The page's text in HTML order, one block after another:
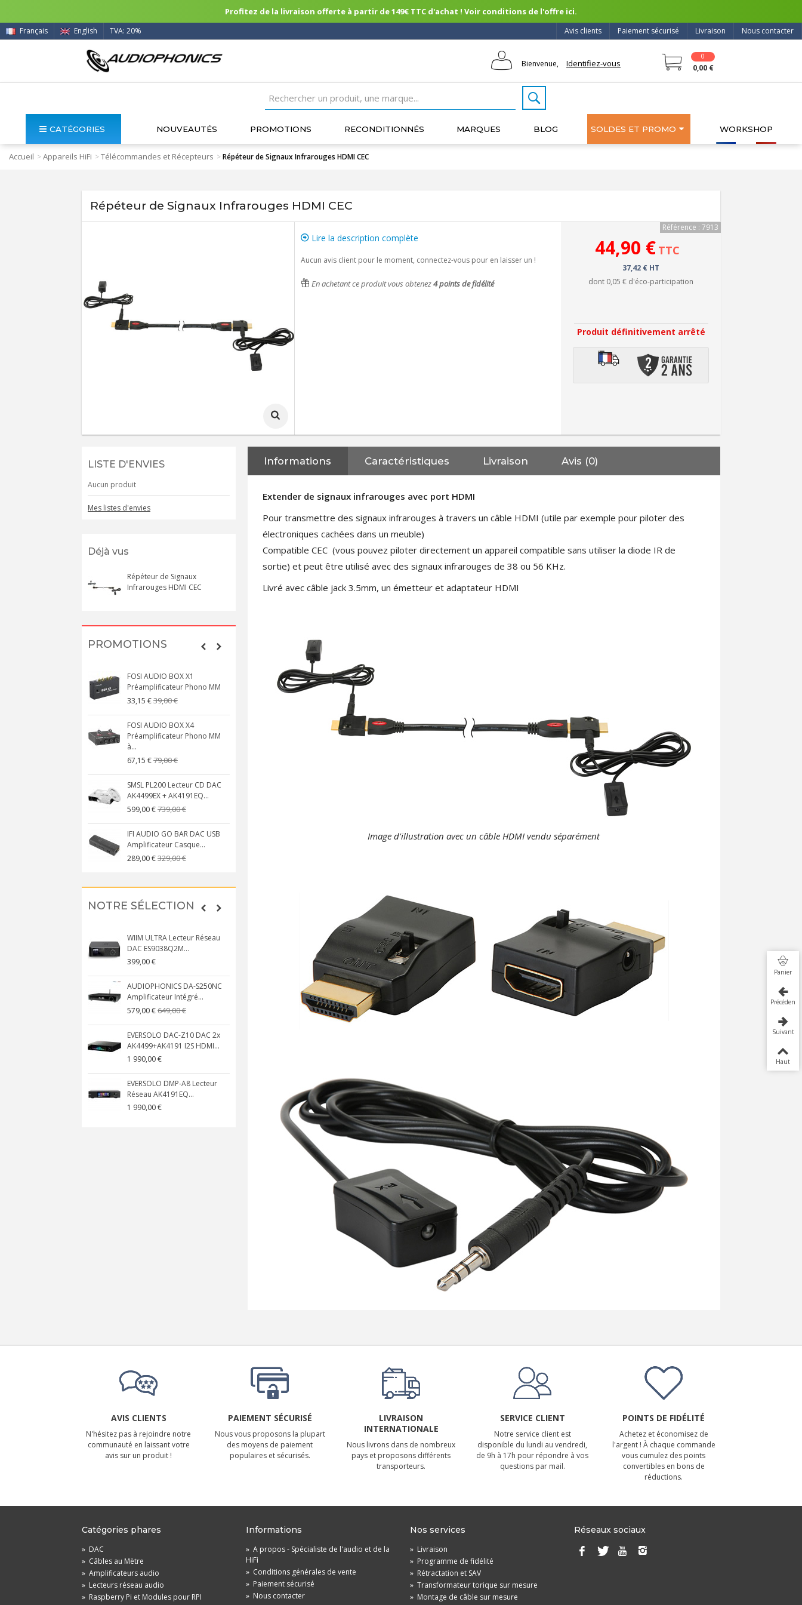
Profitez de la livraison offerte à partir de 149€ TTC d'achat ! Voir conditions de l'offre ici.
Nous contacter
Livraison
Paiement sécurisé
Avis clients
Français English TVA: 20%
Bienvenue, Identifiez-vous
0
0,00 €
CATÉGORIES NOUVEAUTÉS PROMOTIONS RECONDITIONNÉS MARQUES BLOG SOLDES ET PROMO WORKSHOP
Accueil >Appareils HiFi >Télécommandes et Récepteurs >Répéteur de Signaux Infrarouges HDMI CEC
Répéteur de Signaux Infrarouges HDMI CEC
Lire la description complète
Aucun avis client pour le moment, connectez-vous pour en laisser un !
En achetant ce produit vous obtenez4points de fidélité
Référence : 7913
44,90 € TTC
37,42 € HT
dont 0,05 € d'éco-participation
Produit définitivement arrêté
LISTE D'ENVIES
Aucun produit
Mes listes d'envies
Déjà vus
Répéteur de Signaux
Infrarouges HDMI CEC
PROMOTIONS
FOSI AUDIO BOX X1
Préamplificateur Phono MM
33,15 €39,00 €
FOSI AUDIO BOX X4
Préamplificateur Phono MM
à...
67,15 €79,00 €
SMSL PL200 Lecteur CD DAC
AK4499EX + AK4191EQ...
599,00 €739,00 €
IFI AUDIO GO BAR DAC USB
Amplificateur Casque...
289,00 €329,00 €
NEUTRIK NC3FXX Connecteur
XLR Femelle 3 Pôles...
[GRADE B] DAYTON AUDIO
MKSX4 Enceinte Subwoofer...
NOTRE SÉLECTION
WIIM ULTRA Lecteur Réseau
DAC ES9038Q2M...
399,00 €
AUDIOPHONICS DA-S250NC
Amplificateur Intégré...
579,00 €649,00 €
EVERSOLO DAC-Z10 DAC 2x
AK4499+AK4191 I2S HDMI...
1 990,00 €
EVERSOLO DMP-A8 Lecteur
Réseau AK4191EQ...
1 990,00 €
AUDIOPHONICS DAW-S250NC
Amplificateur Intégré...
DAN CLARK AUDIO AEON 2
CLOSED NOIRE Casque...
LUXSIN X9 DAC Amplificateur
Casque AK4191 +...
1 099,00 €
Informations Caractéristiques Livraison Avis (0)
Extender de signaux infrarouges avec port HDMI
Pour transmettre des signaux infrarouges à travers un câble HDMI (utile par exemple pour piloter des
électroniques cachées dans un meuble)
Compatible CEC (vous pouvez piloter directement un appareil compatible sans utiliser la diode IR de
sortie) et peut être utilisé avec des signaux infrarouges de 38 ou 56 KHz.
Livré avec câble jack 3.5mm, un émetteur et adaptateur HDMI
Image d'illustration avec un câble HDMI vendu séparément
AVIS CLIENTS
N'hésitez pas à rejoindre notre
communauté en laissant votre
avis sur un produit !
PAIEMENT SÉCURISÉ
Nous vous proposons la plupart
des moyens de paiement
populaires et sécurisés.
LIVRAISON
INTERNATIONALE
Nous livrons dans de nombreux
pays et proposons différents
transporteurs.
SERVICE CLIENT
Notre service client est
disponible du lundi au vendredi,
de 9h à 17h pour répondre à vos
questions par mail.
POINTS DE FIDÉLITÉ
Achetez et économisez de
l'argent ! À chaque commande
vous cumulez des points
convertibles en bons de
réductions.
Catégories phares
» DAC
» Câbles au Mètre
» Amplificateurs audio
» Lecteurs réseau audio
» Raspberry Pi et Modules pour RPI
Informations
» A propos - Spécialiste de l'audio et de la
HiFi
» Conditions générales de vente
» Paiement sécurisé
» Nous contacter
Nos services
» Livraison
» Programme de fidélité
» Rétractation et SAV
» Transformateur torique sur mesure
» Montage de câble sur mesure
Réseaux sociaux
Panier
Précédent
Suivant
Haut